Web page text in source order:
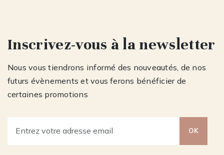
Inscrivez-vous à la newsletter
Nous vous tiendrons informé des nouveautés, de nos
futurs évènements et vous ferons bénéficier de
certaines promotions
OK